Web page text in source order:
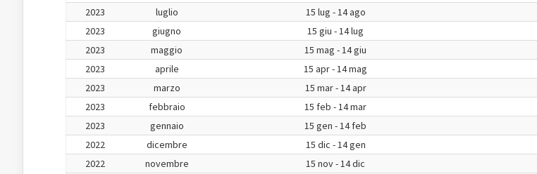
2023
luglio 15 lug - 14 ago
2023
giugno 15 giu - 14 lug
2023
maggio 15 mag - 14 giu
2023
aprile 15 apr - 14 mag
2023
marzo 15 mar - 14 apr
2023
febbraio 15 feb - 14 mar
2023
gennaio 15 gen - 14 feb
2022
dicembre 15 dic - 14 gen
2022
novembre 15 nov - 14 dic